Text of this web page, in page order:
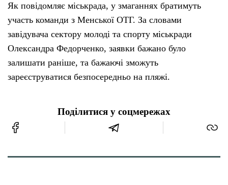
Як повідомляє міськрада, у змаганнях братимуть
участь команди з Менської ОТГ. За словами
завідувача сектору молоді та спорту міськради
Олександра Федорченко, заявки бажано було
залишати раніше, та бажаючі зможуть
зареєструватися безпосередньо на пляжі.
Поділитися у соцмережах